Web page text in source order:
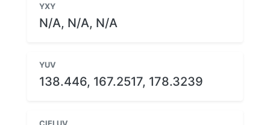
YXY
N/A, N/A, N/A
YUV
138.446, 167.2517, 178.3239
CIELUV